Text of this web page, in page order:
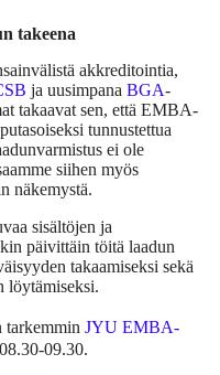
takeena
akkreditointia,
ja uusimpana BGA-
takaavat sen, että EMBA-
tunnustettua
ei ole
siihen myös
näkemystä.
sisältöjen ja
päivittäin töitä laadun
takaamiseksi sekä
löytämiseksi.
tarkemmin JYU EMBA-
09.30.